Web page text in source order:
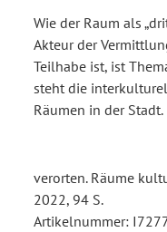
Wie der Raum als
Akteur der
Teilhabe ist, ist
steht die
Räumen in der Stadt.
verorten. Räume
2022, 94 S.
Artikelnummer: